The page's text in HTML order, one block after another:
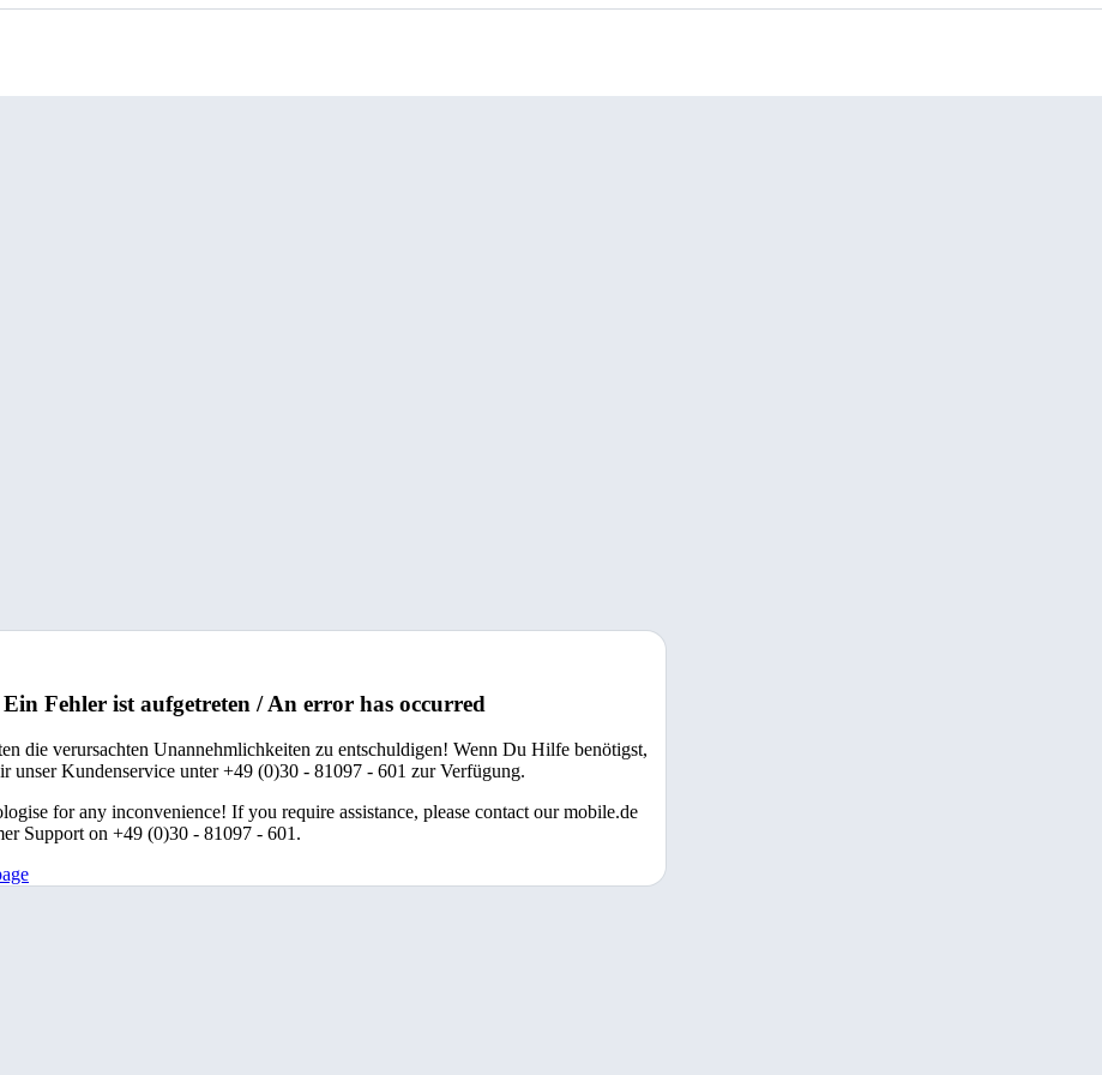
Ein Fehler ist aufgetreten / An error has occurred
die verursachten Unannehmlichkeiten zu entschuldigen! Wenn Du Hilfe benötigst,
unser Kundenservice unter +49 (0)30 - 81097 - 601 zur Verfügung.
for any inconvenience! If you require assistance, please contact our mobile.de
Support on +49 (0)30 - 81097 - 601.